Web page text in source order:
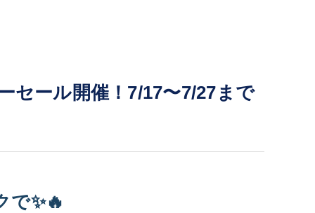
セール開催！7/17〜7/27まで
で✨🔥